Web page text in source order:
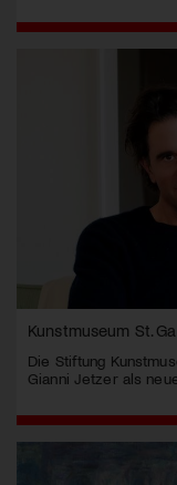
Kunstmuseum St.
Die Stiftung
Gianni Jetzer als